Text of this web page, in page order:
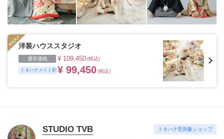
洋装ハウススタジオ
通常価格 ¥ 109,450(税込)
トキハナメイト割 ¥ 99,450(税込)
STUDIO TVB トキハナ割対象ショップ